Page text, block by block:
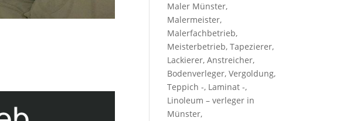
Maler Münster,
Malermeister,
Malerfachbetrieb,
Meisterbetrieb, Tapezierer,
Lackierer, Anstreicher,
Bodenverleger, Vergoldung,
Teppich -, Laminat -,
Linoleum – verleger in
Münster,